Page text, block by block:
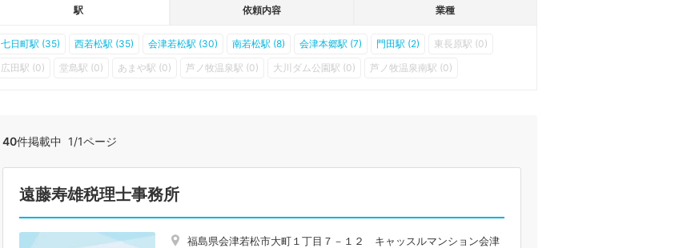
駅 依頼内容 業種
七日町駅 (35) 西若松駅 (35) 会津若松駅 (30) 南若松駅 (8) 会津本郷駅 (7) 門田駅 (2)
東長原駅 (0)
広田駅 (0)
堂島駅 (0) あまや駅 (0) 芦ノ牧温泉駅 (0) 大川ダム公園駅 (0) 芦ノ牧温泉南駅 (0)
40件掲載中 1/1ページ
遠藤寿雄税理士事務所
福島県会津若松市大町１丁目７－１２ キャッスルマンション会津